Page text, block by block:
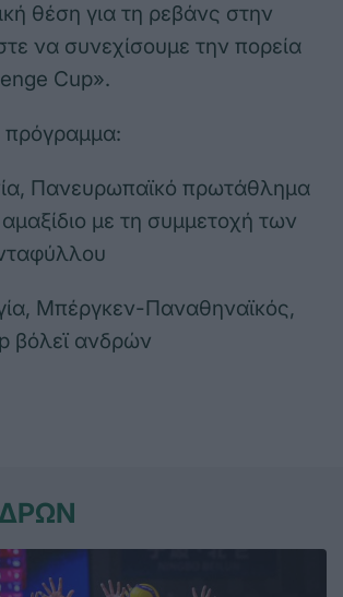
θέση για τη ρεβάνς στην
να συνεχίσουμε την πορεία
Cup».
πρόγραμμα:
Πανευρωπαϊκό πρωτάθλημα
με τη συμμετοχή των
Μπέργκεν-Παναθηναϊκός,
βόλεϊ ανδρών